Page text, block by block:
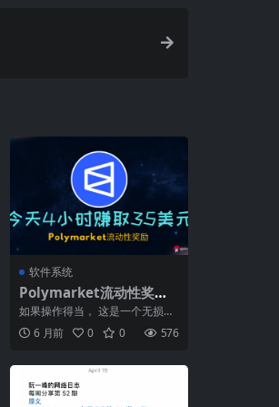
软件系统
Polymarket流动性奖
励：今天赚取了 35 美元
如果操作得当， 这是一个无损的
获利模式。 在 Polymarket 上获
得流动性...
6 月前 0 0 576